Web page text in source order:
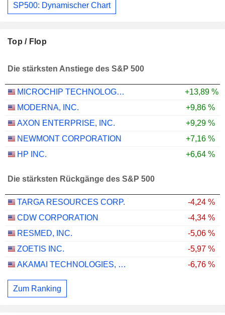
SP500: Dynamischer Chart
Top / Flop
Die stärksten Anstiege des S&P 500
MICROCHIP TECHNOLOGY INCORPORATED
+13,89 %
MODERNA, INC.
+9,86 %
AXON ENTERPRISE, INC.
+9,29 %
NEWMONT CORPORATION
+7,16 %
HP INC.
+6,64 %
Die stärksten Rückgänge des S&P 500
TARGA RESOURCES CORP.
-4,24 %
CDW CORPORATION
-4,34 %
RESMED, INC.
-5,06 %
ZOETIS INC.
-5,97 %
AKAMAI TECHNOLOGIES, INC.
-6,76 %
Zum Ranking